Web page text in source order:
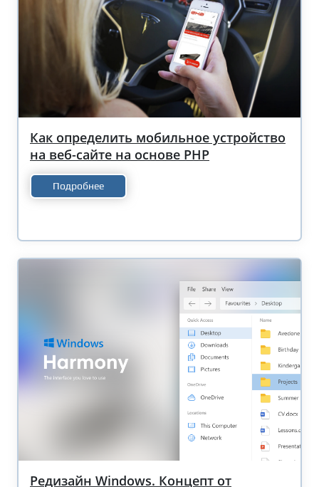
Как определить мобильное устройство
на веб-сайте на основе PHP
Подробнее
Редизайн Windows. Концепт от